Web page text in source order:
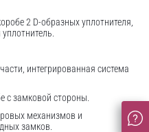
2 D-образных уплотнителя,
интегрированная система
с замковой стороны.
механизмов и
замков.